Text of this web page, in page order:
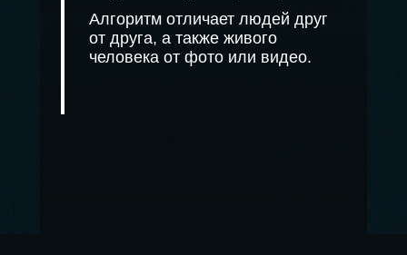
Алгоритм отличает людей друг
от друга, а также живого
человека от фото или видео.